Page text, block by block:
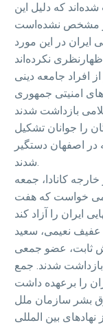
که دلیل این
ایران در این مورد
نکرده‌اند
سال گذشته نیز بیش از 10 نفر از افراد جامعه دینی
امنیتی جمهوری
را جوانان تشکيل
در اصفهان دستگير
شدند.
کانادا، جمعه
خواست که هفت
عفيف نعيمی، سعيد
ثابت، عضو جمعی
به نام «ياران» بودند که در سال 1387 بازداشت شدند. جمع
بشر سازمان ملل
نهادهای بین المللی